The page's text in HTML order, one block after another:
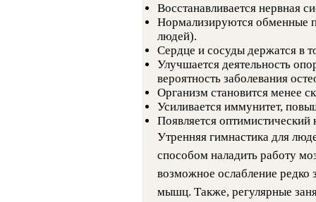
Восстанавливается нервная
Нормализируются обменные
людей).
Сердце и сосуды держатся в
Улучшается деятельность
вероятность заболевания
Организм становится менее
Усиливается иммунитет,
Появляется оптимистический
Утренняя гимнастика для
способом наладить работу
возможное ослабление
мышц. Также, регулярные